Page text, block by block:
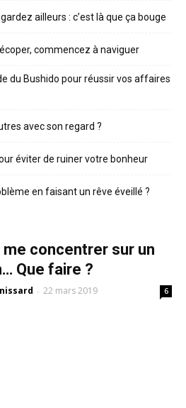
ailleurs : c’est là que ça bouge
commencez à naviguer
du Bushido pour réussir vos affaires
avec son regard ?
éviter de ruiner votre bonheur
en faisant un rêve éveillé ?
concentrer sur un
Que faire ?
- 22 mars 2019 6